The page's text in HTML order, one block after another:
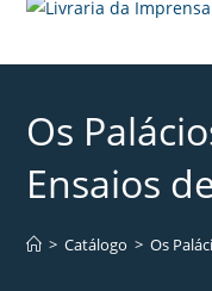
Os
Ensaios
> Catálogo > Os